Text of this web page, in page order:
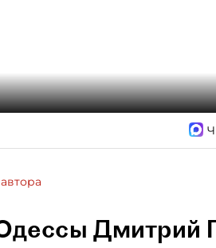
Дмитрий